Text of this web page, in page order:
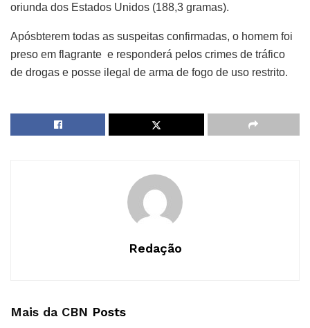
oriunda dos Estados Unidos (188,3 gramas).
Apósbterem todas as suspeitas confirmadas, o homem foi
preso em flagrante e responderá pelos crimes de tráfico
de drogas e posse ilegal de arma de fogo de uso restrito.
Redação
Mais da CBN Posts